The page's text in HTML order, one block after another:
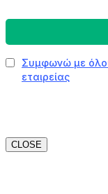
CLOSE